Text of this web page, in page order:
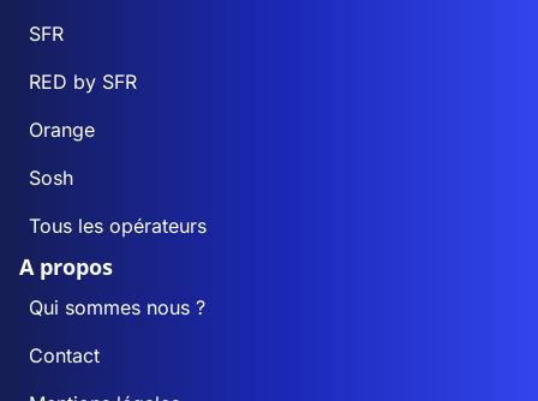
SFR
RED by SFR
Orange
Sosh
Tous les opérateurs
A propos
Qui sommes nous ?
Contact